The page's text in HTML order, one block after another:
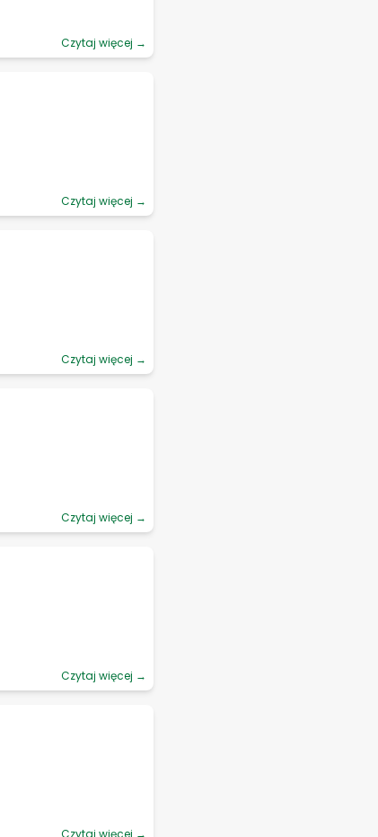
Czytaj więcej →
Czytaj więcej →
Czytaj więcej →
Czytaj więcej →
Czytaj więcej →
Czytaj więcej →